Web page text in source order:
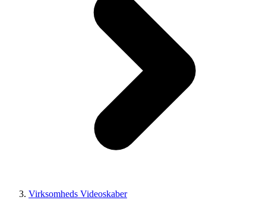
Virksomheds Videoskaber